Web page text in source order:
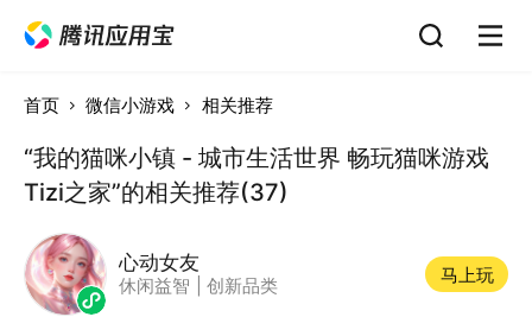
首页 微信小游戏 相关推荐
“我的猫咪小镇 - 城市生活世界 畅玩猫咪游戏
Tizi之家”的相关推荐(37)
心动女友
休闲益智 创新品类
马上玩